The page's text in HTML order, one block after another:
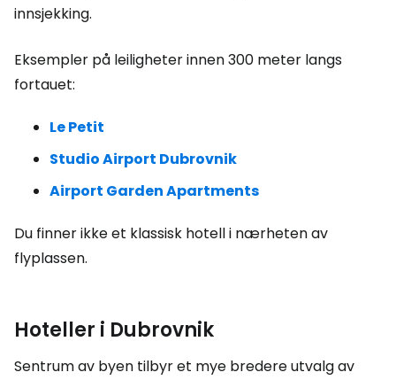
innsjekking.
Eksempler på leiligheter innen 300 meter langs
fortauet:
Le Petit
Studio Airport Dubrovnik
Airport Garden Apartments
Du finner ikke et klassisk hotell i nærheten av
flyplassen.
Hoteller i Dubrovnik
Sentrum av byen tilbyr et mye bredere utvalg av